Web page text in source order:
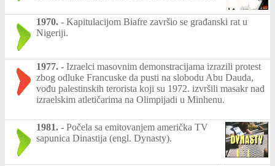
1970. - Kapitulacijom Biafre završio se građanski rat u
Nigeriji.
1977. - Izraelci masovnim demonstracijama izrazili protest
zbog odluke Francuske da pusti na slobodu Abu Dauda,
vođu palestinskih terorista koji su 1972. izvršili masakr nad
izraelskim atletičarima na Olimpijadi u Minhenu.
1981. - Počela sa emitovanjem američka TV
sapunica Dinastija (engl. Dynasty).